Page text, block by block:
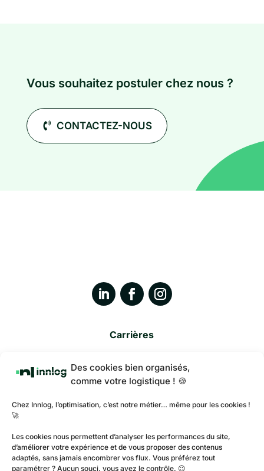
Des cookies bien organisés,
comme votre logistique ! 🍪
Chez Innlog, l’optimisation, c’est notre métier… même pour les cookies !
🚀
Les cookies nous permettent d’analyser les performances du site,
d’améliorer votre expérience et de vous proposer des contenus
adaptés, sans jamais encombrer vos flux. Vous préférez tout
paramétrer ? Aucun souci, vous avez le contrôle. 😉
Vous souhaitez postuler chez nous ?
CONTACTEZ-NOUS
Carrières
Contact
Mentions légales
Plan du site